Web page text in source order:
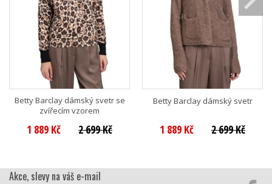
Betty Barclay dámský svetr se
zvířecím vzorem
1 889 Kč 2 699 Kč
Betty Barclay dámský svetr
1 889 Kč 2 699 Kč
Akce, slevy na váš e-mail